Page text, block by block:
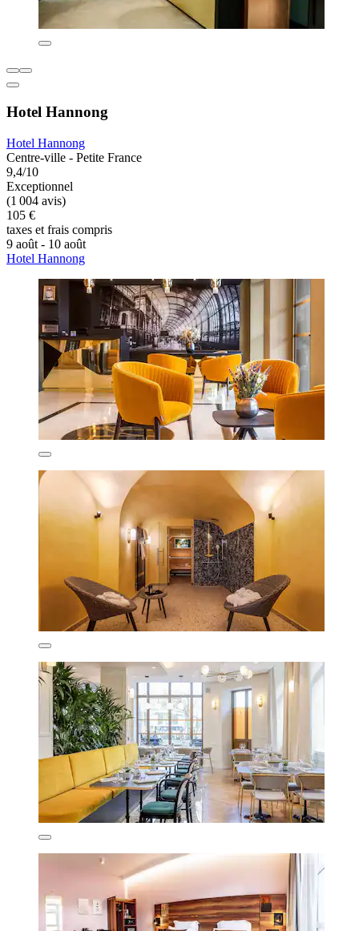
Hotel Hannong
Hotel Hannong
Centre-ville - Petite France
9,4/10
Exceptionnel
(1 004 avis)
105 €
taxes et frais compris
9 août - 10 août
Hotel Hannong